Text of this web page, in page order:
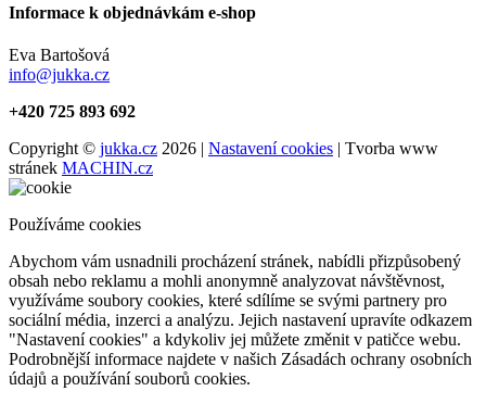
Informace k objednávkám e-shop
Eva Bartošová
info@jukka.cz
+420 725 893 692
Copyright © jukka.cz 2026 | Nastavení cookies | Tvorba www
stránek MACHIN.cz
Používáme cookies
Abychom vám usnadnili procházení stránek, nabídli přizpůsobený
obsah nebo reklamu a mohli anonymně analyzovat návštěvnost,
využíváme soubory cookies, které sdílíme se svými partnery pro
sociální média, inzerci a analýzu. Jejich nastavení upravíte odkazem
"Nastavení cookies" a kdykoliv jej můžete změnit v patičce webu.
Podrobnější informace najdete v našich Zásadách ochrany osobních
údajů a používání souborů cookies.